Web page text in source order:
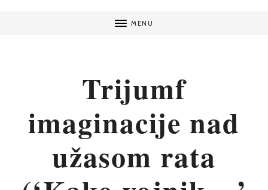
MENU
Trijumf
imaginacije nad
užasom rata